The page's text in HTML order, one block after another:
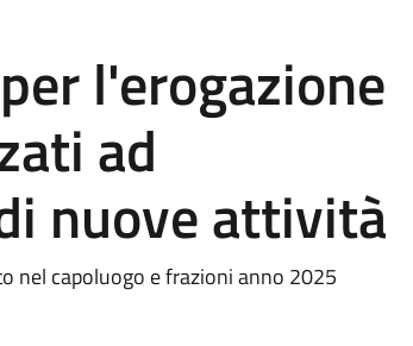
l'erogazione
ad
nuove attività
nel capoluogo e frazioni anno 2025